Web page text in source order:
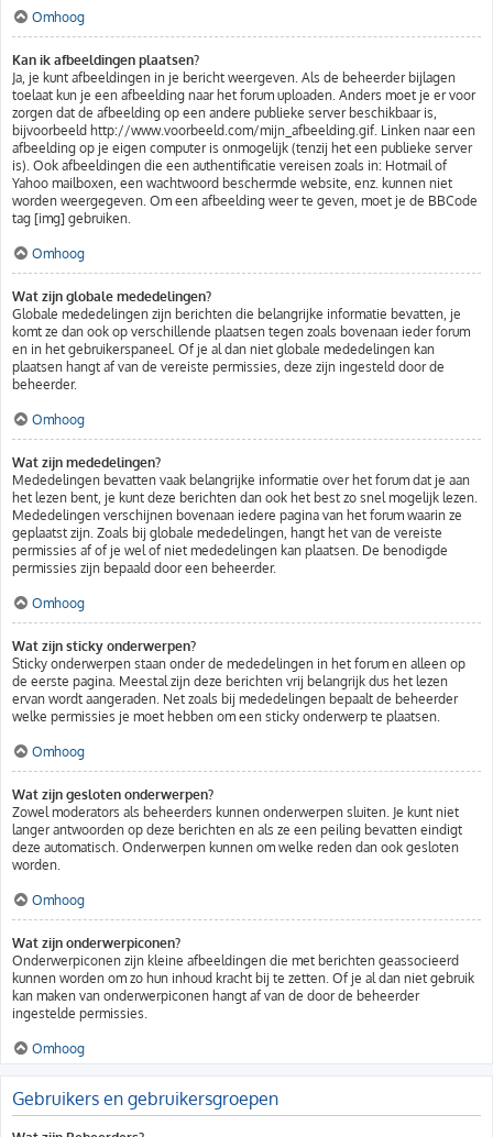
Omhoog
Kan ik afbeeldingen plaatsen?
Ja, je kunt afbeeldingen in je bericht weergeven. Als de beheerder bijlagen
toelaat kun je een afbeelding naar het forum uploaden. Anders moet je er voor
zorgen dat de afbeelding op een andere publieke server beschikbaar is,
bijvoorbeeld http://www.voorbeeld.com/mijn_afbeelding.gif. Linken naar een
afbeelding op je eigen computer is onmogelijk (tenzij het een publieke server
is). Ook afbeeldingen die een authentificatie vereisen zoals in: Hotmail of
Yahoo mailboxen, een wachtwoord beschermde website, enz. kunnen niet
worden weergegeven. Om een afbeelding weer te geven, moet je de BBCode
tag [img] gebruiken.
Omhoog
Wat zijn globale mededelingen?
Globale mededelingen zijn berichten die belangrijke informatie bevatten, je
komt ze dan ook op verschillende plaatsen tegen zoals bovenaan ieder forum
en in het gebruikerspaneel. Of je al dan niet globale mededelingen kan
plaatsen hangt af van de vereiste permissies, deze zijn ingesteld door de
beheerder.
Omhoog
Wat zijn mededelingen?
Mededelingen bevatten vaak belangrijke informatie over het forum dat je aan
het lezen bent, je kunt deze berichten dan ook het best zo snel mogelijk lezen.
Mededelingen verschijnen bovenaan iedere pagina van het forum waarin ze
geplaatst zijn. Zoals bij globale mededelingen, hangt het van de vereiste
permissies af of je wel of niet mededelingen kan plaatsen. De benodigde
permissies zijn bepaald door een beheerder.
Omhoog
Wat zijn sticky onderwerpen?
Sticky onderwerpen staan onder de mededelingen in het forum en alleen op
de eerste pagina. Meestal zijn deze berichten vrij belangrijk dus het lezen
ervan wordt aangeraden. Net zoals bij mededelingen bepaalt de beheerder
welke permissies je moet hebben om een sticky onderwerp te plaatsen.
Omhoog
Wat zijn gesloten onderwerpen?
Zowel moderators als beheerders kunnen onderwerpen sluiten. Je kunt niet
langer antwoorden op deze berichten en als ze een peiling bevatten eindigt
deze automatisch. Onderwerpen kunnen om welke reden dan ook gesloten
worden.
Omhoog
Wat zijn onderwerpiconen?
Onderwerpiconen zijn kleine afbeeldingen die met berichten geassocieerd
kunnen worden om zo hun inhoud kracht bij te zetten. Of je al dan niet gebruik
kan maken van onderwerpiconen hangt af van de door de beheerder
ingestelde permissies.
Omhoog
Gebruikers en gebruikersgroepen